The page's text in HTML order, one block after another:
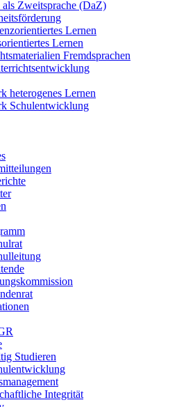
als Zweitsprache (DaZ)
Lernen
Lernen
Fremdsprachen
heterogenes Lernen
Schulentwicklung
Studieren
Integrität